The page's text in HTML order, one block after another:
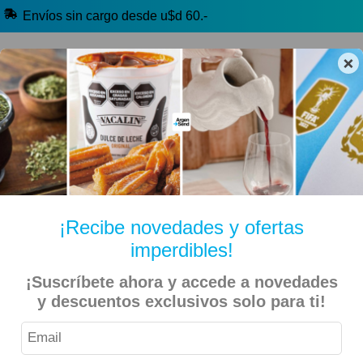
×
¡Recibe novedades y ofertas
imperdibles!
¡Suscríbete ahora y accede a novedades
y descuentos exclusivos solo para ti!
Envíos sin cargo desde u$d 60.-
🔥 Alfajores y Golosinas
🧉 Clásicos argentinos 🏷️ Todas las categorías
Inicio Kiosko Dulce y Salado Alfajores y Conitos
Luccianos Caja 10 unidades Alfajor Dark